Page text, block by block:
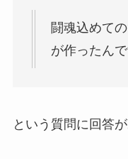
闘魂込めて
が作ったん
という質問に回答